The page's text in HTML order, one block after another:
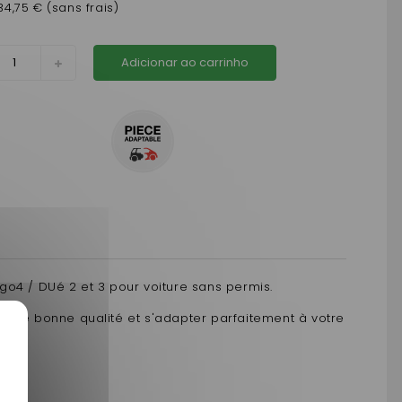
€ (sans frais)
Adicionar ao carrinho
/ DUé 2 et 3 pour voiture sans permis.
de bonne qualité et s'adapter parfaitement à votre